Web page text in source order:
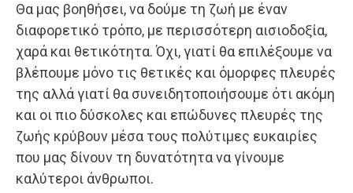
Θα μας βοηθήσει, να δούμε τη ζωή με έναν
διαφορετικό τρόπο, με περισσότερη αισιοδοξία,
χαρά και θετικότητα. Όχι, γιατί θα επιλέξουμε να
βλέπουμε μόνο τις θετικές και όμορφες πλευρές
της αλλά γιατί θα συνειδητοποιήσουμε ότι ακόμη
και οι πιο δύσκολες και επώδυνες πλευρές της
ζωής κρύβουν μέσα τους πολύτιμες ευκαιρίες
που μας δίνουν τη δυνατότητα να γίνουμε
καλύτεροι άνθρωποι.